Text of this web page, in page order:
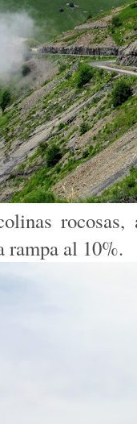
rocosas,
rampa al 10%.